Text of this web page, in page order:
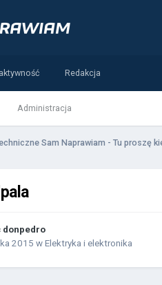
Administracja
Redakcja
Sam Naprawiam - Tu proszę
donpedro
2015 w Elektryka i elektronika